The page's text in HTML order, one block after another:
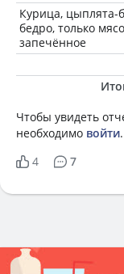
Курица, цыплята-
бедро, только
запечённое
Чтобы увидеть
необходимо войти.
4
7